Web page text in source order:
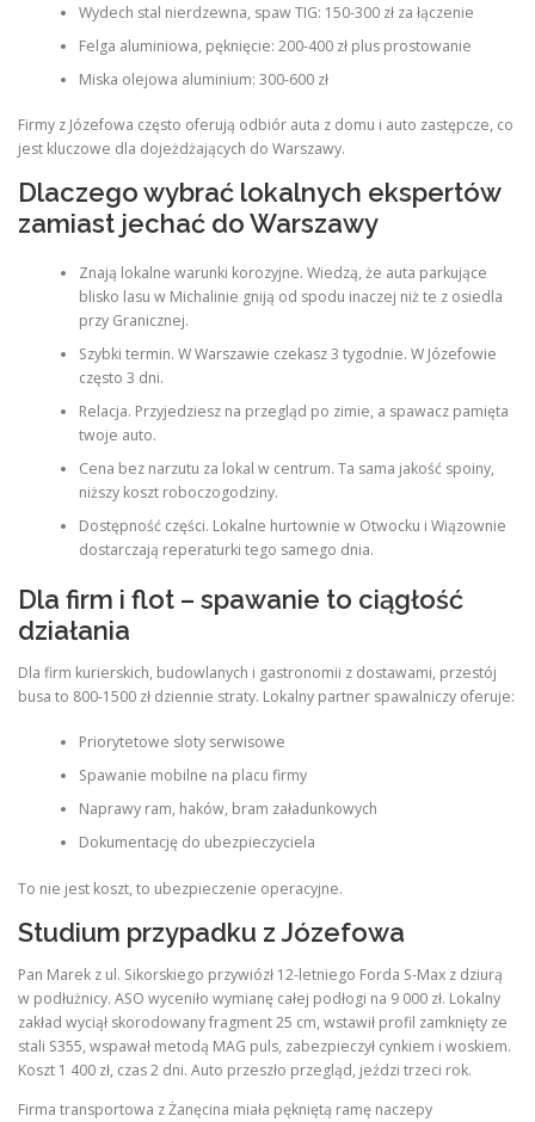
Wydech stal nierdzewna, spaw TIG: 150-300 zł za łączenie
Felga aluminiowa, pęknięcie: 200-400 zł plus prostowanie
Miska olejowa aluminium: 300-600 zł
Firmy z Józefowa często oferują odbiór auta z domu i auto zastępcze, co
jest kluczowe dla dojeżdżających do Warszawy.
Dlaczego wybrać lokalnych ekspertów
zamiast jechać do Warszawy
Znają lokalne warunki korozyjne. Wiedzą, że auta parkujące
blisko lasu w Michalinie gniją od spodu inaczej niż te z osiedla
przy Granicznej.
Szybki termin. W Warszawie czekasz 3 tygodnie. W Józefowie
często 3 dni.
Relacja. Przyjedziesz na przegląd po zimie, a spawacz pamięta
twoje auto.
Cena bez narzutu za lokal w centrum. Ta sama jakość spoiny,
niższy koszt roboczogodziny.
Dostępność części. Lokalne hurtownie w Otwocku i Wiązownie
dostarczają reperaturki tego samego dnia.
Dla firm i flot – spawanie to ciągłość
działania
Dla firm kurierskich, budowlanych i gastronomii z dostawami, przestój
busa to 800-1500 zł dziennie straty. Lokalny partner spawalniczy oferuje:
Priorytetowe sloty serwisowe
Spawanie mobilne na placu firmy
Naprawy ram, haków, bram załadunkowych
Dokumentację do ubezpieczyciela
To nie jest koszt, to ubezpieczenie operacyjne.
Studium przypadku z Józefowa
Pan Marek z ul. Sikorskiego przywiózł 12-letniego Forda S-Max z dziurą
w podłużnicy. ASO wyceniło wymianę całej podłogi na 9 000 zł. Lokalny
zakład wyciął skorodowany fragment 25 cm, wstawił profil zamknięty ze
stali S355, wspawał metodą MAG puls, zabezpieczył cynkiem i woskiem.
Koszt 1 400 zł, czas 2 dni. Auto przeszło przegląd, jeździ trzeci rok.
Firma transportowa z Żanęcina miała pękniętą ramę naczepy